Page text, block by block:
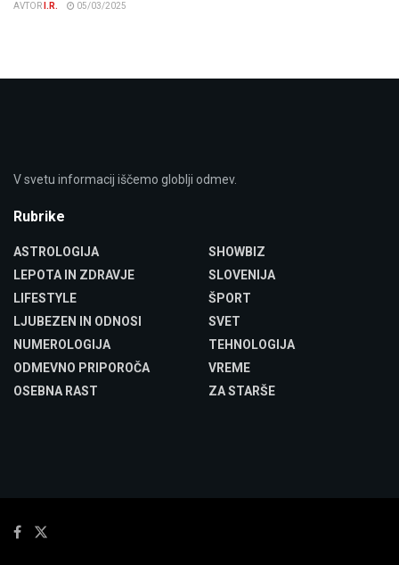
AVTOR I.R. 05/03/2025
V svetu informacij iščemo globlji odmev.
Rubrike
ASTROLOGIJA
LEPOTA IN ZDRAVJE
LIFESTYLE
LJUBEZEN IN ODNOSI
NUMEROLOGIJA
ODMEVNO PRIPOROČA
OSEBNA RAST
SHOWBIZ
SLOVENIJA
ŠPORT
SVET
TEHNOLOGIJA
VREME
ZA STARŠE